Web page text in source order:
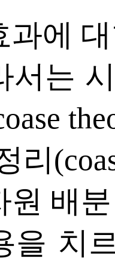
과에
서는
리
원 배
을 치